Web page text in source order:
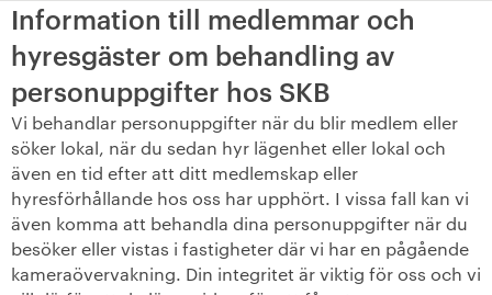
MINA SIDOR
Om oss
+
Sök ledigt
+
Information till medlemmar och
hyresgäster om behandling av
personuppgifter hos SKB
Vi behandlar personuppgifter när du blir medlem eller
söker lokal, när du sedan hyr lägenhet eller lokal och
även en tid efter att ditt medlemskap eller
hyresförhållande hos oss har upphört. I vissa fall kan vi
även komma att behandla dina personuppgifter när du
besöker eller vistas i fastigheter där vi har en pågående
kameraövervakning. Din integritet är viktig för oss och vi